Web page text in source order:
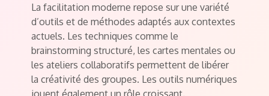
La facilitation moderne repose sur une variété
d’outils et de méthodes adaptés aux contextes
actuels. Les techniques comme le
brainstorming structuré, les cartes mentales ou
les ateliers collaboratifs permettent de libérer
la créativité des groupes. Les outils numériques
jouent également un rôle croissant,